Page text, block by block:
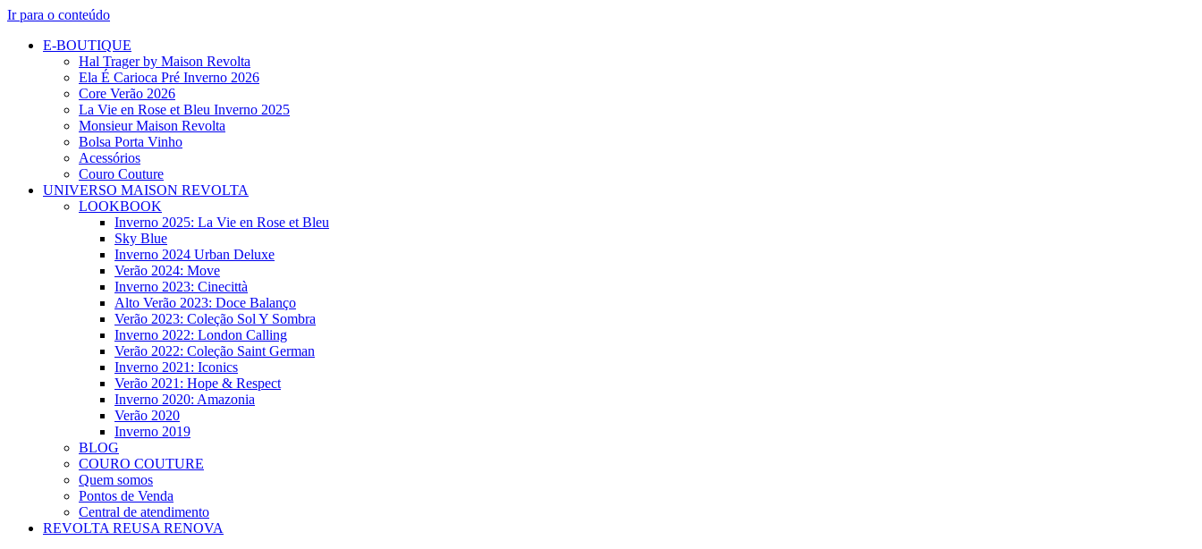
Ir para o conteúdo
E-BOUTIQUE
Hal Trager by Maison Revolta
Ela É Carioca Pré Inverno 2026
Core Verão 2026
La Vie en Rose et Bleu Inverno 2025
Monsieur Maison Revolta
Bolsa Porta Vinho
Acessórios
Couro Couture
UNIVERSO MAISON REVOLTA
LOOKBOOK
Inverno 2025: La Vie en Rose et Bleu
Sky Blue
Inverno 2024 Urban Deluxe
Verão 2024: Move
Inverno 2023: Cinecittà
Alto Verão 2023: Doce Balanço
Verão 2023: Coleção Sol Y Sombra
Inverno 2022: London Calling
Verão 2022: Coleção Saint German
Inverno 2021: Iconics
Verão 2021: Hope & Respect
Inverno 2020: Amazonia
Verão 2020
Inverno 2019
BLOG
COURO COUTURE
Quem somos
Pontos de Venda
Central de atendimento
REVOLTA REUSA RENOVA